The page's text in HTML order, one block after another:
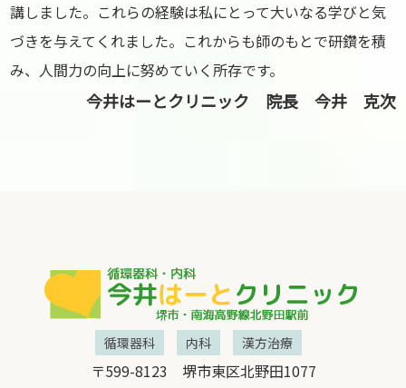
講しました。これらの経験は私にとって大いなる学びと気
づきを与えてくれました。これからも師のもとで研鑽を積
み、人間力の向上に努めていく所存です。
今井はーとクリニック 院長 今井 克次
循環器科 内科 漢方治療
〒599-8123 堺市東区北野田1077